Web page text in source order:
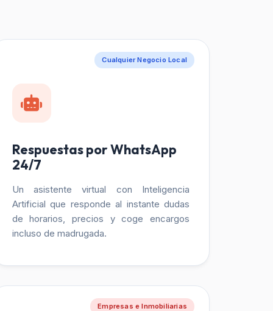
Cualquier Negocio Local
Respuestas por WhatsApp
24/7
Un asistente virtual con Inteligencia
Artificial que responde al instante dudas
de horarios, precios y coge encargos
incluso de madrugada.
Empresas e Inmobiliarias